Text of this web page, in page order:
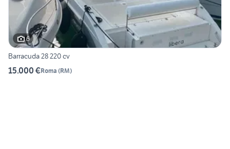
6
Barracuda 28 220 cv
15.000 €Roma (RM)